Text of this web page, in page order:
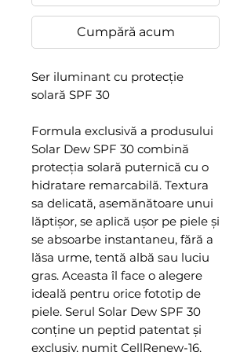
Cumpără acum
Ser iluminant cu protecție
solară SPF 30
Formula exclusivă a produsului
Solar Dew SPF 30 combină
protecția solară puternică cu o
hidratare remarcabilă. Textura
sa delicată, asemănătoare unui
lăptișor, se aplică ușor pe piele și
se absoarbe instantaneu, fără a
lăsa urme, tentă albă sau luciu
gras. Aceasta îl face o alegere
ideală pentru orice fototip de
piele. Serul Solar Dew SPF 30
conține un peptid patentat și
exclusiv, numit CellRenew-16,